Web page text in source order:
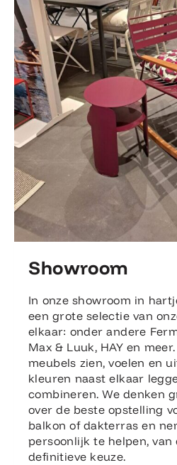
Showroom
In onze showroom in
een grote selectie van
elkaar: onder andere
Max & Luuk, HAY en
meubels zien, voelen en
kleuren naast elkaar
combineren. We denken
over de beste opstelling
balkon of dakterras en
persoonlijk te helpen,
definitieve keuze.